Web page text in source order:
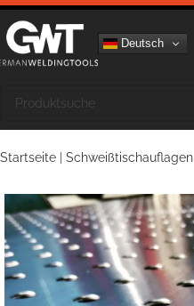
Deutsch
Startseite Schweißtischauflagen